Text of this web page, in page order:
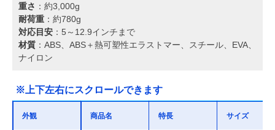
重さ ：約3,000g
耐荷重 ：約780g
対応目安 ：5～12.9インチまで
材質 ：ABS、ABS＋熱可塑性エラストマー、スチール、EVA、
ナイロン
※上下左右にスクロールできます
外観 商品名 特長 サイズ